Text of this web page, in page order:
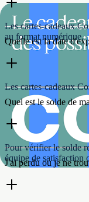
Les cartes-cadeaux
au format numérique.
Quelle est la date
Les cartes-cadeaux
Quel est le solde de
Pour vérifier le solde
équipe de satisfaction
J'ai perdu ou je ne